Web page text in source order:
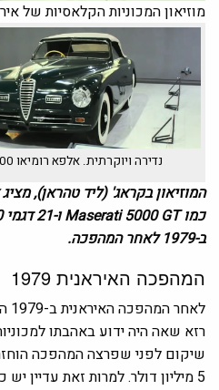
מוזיאון המכוניות הקלאסיות של
נדירה ויוקרתית. אלפא רומיאו 6C 2500
המוזיאון בקראג' (ליד טהראן),
ב-1979 לאחר המהפכה.
המהפכה האיראנית 1979
לאחרהמהפכה האיראניתב-1979 השאה האחרון של איראן, מוחמד רזא שאה ומשפחתו ברחו מהמדינה והשאירו את רוב רכושם מאחור.
רזא שאה היה ידוע באהבתו
5 מיליון דולר. למרות זאת עדיין יש כמה עשרות רכבים נדירים במוזיאון המכוניות הקלאסיות של איראן.